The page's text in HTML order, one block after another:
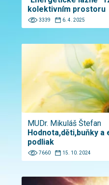
kolektivním prostoru
3339 6. 4. 2025
MUDr. Mikuláš Štefan
Hodnota,děti,buňky a
podliak
7660 15. 10. 2024